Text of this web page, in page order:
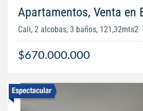
Apartamentos, Venta en
Cali, 2 alcobas, 3 baños, 121,32mts2
$670.000.000